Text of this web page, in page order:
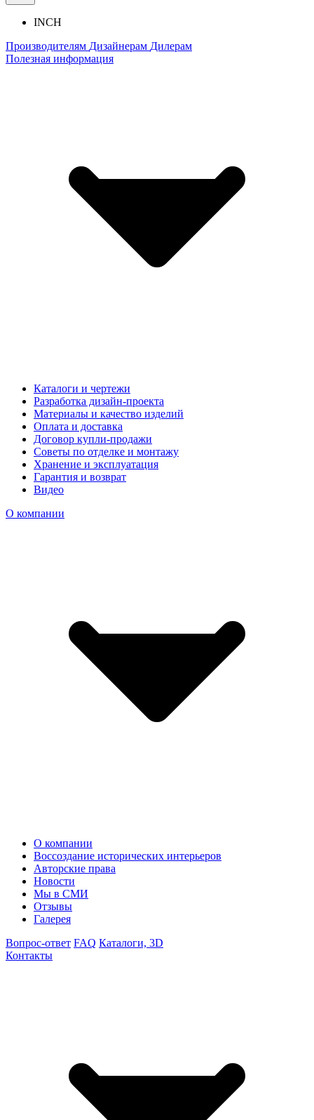
INCH
Производителям Дизайнерам Дилерам
Полезная информация
Каталоги и чертежи
Разработка дизайн-проекта
Материалы и качество изделий
Оплата и доставка
Договор купли-продажи
Советы по отделке и монтажу
Хранение и эксплуатация
Гарантия и возврат
Видео
О компании
О компании
Воссоздание исторических интерьеров
Авторские права
Новости
Мы в СМИ
Отзывы
Галерея
Вопрос-ответ FAQ Каталоги, 3D
Контакты